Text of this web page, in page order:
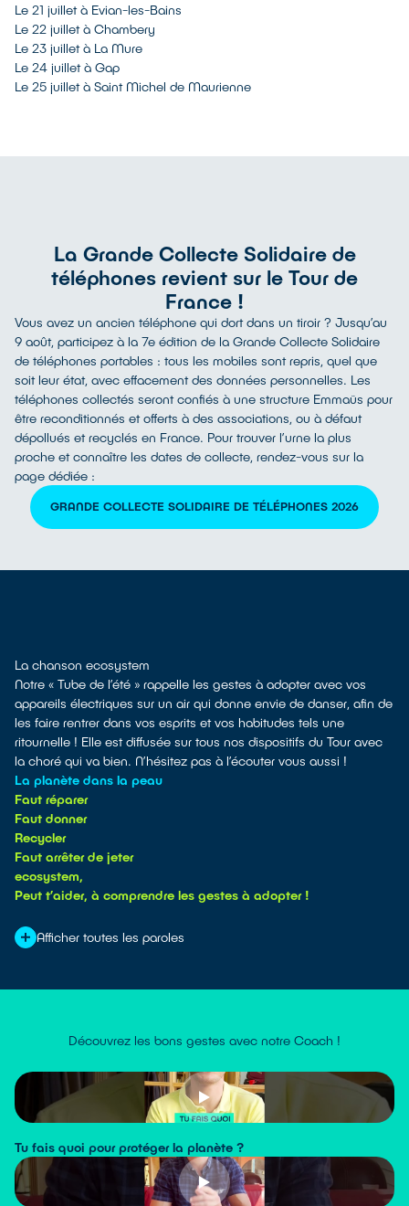
Le 21 juillet à Evian-les-Bains
Le 22 juillet à Chambery
Le 23 juillet à La Mure
Le 24 juillet à Gap
Le 25 juillet à Saint Michel de Maurienne
La Grande Collecte Solidaire de
téléphones revient sur le Tour de
France !
Vous avez un ancien téléphone qui dort dans un tiroir ? Jusqu’au
9 août, participez à la 7e édition de la Grande Collecte Solidaire
de téléphones portables : tous les mobiles sont repris, quel que
soit leur état, avec effacement des données personnelles. Les
téléphones collectés seront confiés à une structure Emmaüs pour
être reconditionnés et offerts à des associations, ou à défaut
dépollués et recyclés en France. Pour trouver l’urne la plus
proche et connaître les dates de collecte, rendez-vous sur la
page dédiée :
GRANDE COLLECTE SOLIDAIRE DE TÉLÉPHONES 2026
La chanson ecosystem
Notre « Tube de l’été » rappelle les gestes à adopter avec vos
appareils électriques sur un air qui donne envie de danser, afin de
les faire rentrer dans vos esprits et vos habitudes tels une
ritournelle ! Elle est diffusée sur tous nos dispositifs du Tour avec
la choré qui va bien. N’hésitez pas à l’écouter vous aussi !
La planète dans la peau
Faut réparer
Faut donner
Recycler
Faut arrêter de jeter
ecosystem,
Peut t’aider, à comprendre les gestes à adopter !
Afficher toutes les paroles
Mais sa vie n’est peut-être pas terminée
Faut réparer
Faut donner
Recycler
ecosystem,
Peut t’aider, à comprendre les gestes à adopter !
Vos appareils électriques, faut qu’j’vous explique,
Découvrez les bons gestes avec notre Coach !
Tu fais quoi pour protéger la planète ?